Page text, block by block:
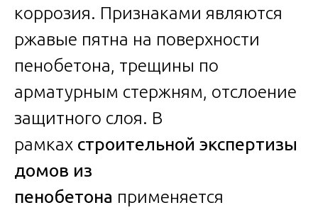
коррозия. Признаками являются
ржавые пятна на поверхности
пенобетона, трещины по
арматурным стержням, отслоение
защитного слоя. В
рамках строительной экспертизы
домов из
пенобетона применяется